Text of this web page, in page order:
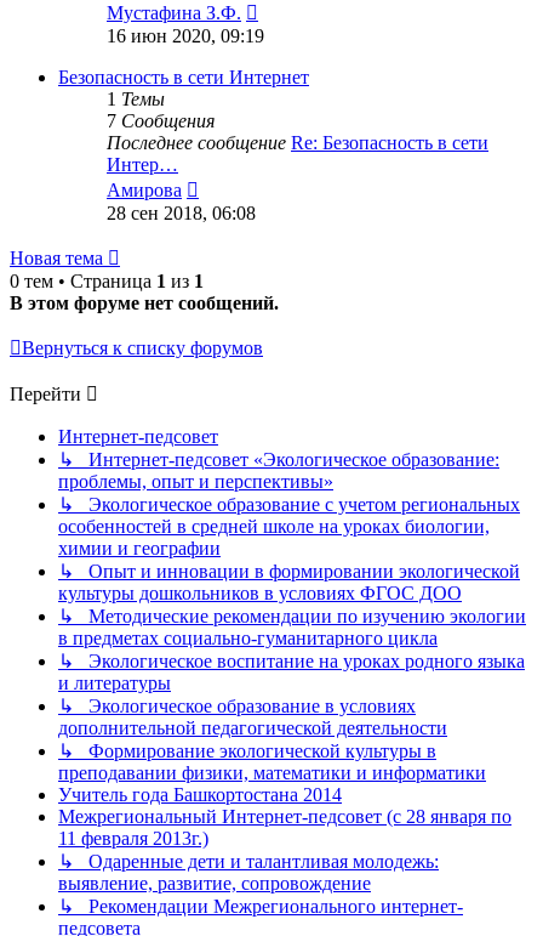
Мустафина З.Ф.
к
сообщению
16 июн 2020, 09:19
Безопасность в сети Интернет
1 Темы
7 Сообщения
Последнее сообщение Re: Безопасность в сети
Интер…
Амирова
к
последнему
28 сен 2018, 06:08
Новая тема
0 тем • Страница 1 из 1
В этом форуме нет сообщений.
Вернуться к списку форумов
Перейти
Интернет-педсовет
↳ Интернет-педсовет «Экологическое образование:
проблемы, опыт и перспективы»
↳ Экологическое образование с учетом региональных
особенностей в средней школе на уроках биологии,
химии и географии
↳ Опыт и инновации в формировании экологической
культуры дошкольников в условиях ФГОС ДОО
↳ Методические рекомендации по изучению экологии
в предметах социально-гуманитарного цикла
↳ Экологическое воспитание на уроках родного языка
и литературы
↳ Экологическое образование в условиях
дополнительной педагогической деятельности
↳ Формирование экологической культуры в
преподавании физики, математики и информатики
Учитель года Башкортостана 2014
Межрегиональный Интернет-педсовет (с 28 января по
11 февраля 2013г.)
↳ Одаренные дети и талантливая молодежь:
выявление, развитие, сопровождение
↳ Рекомендации Межрегионального интернет-
педсовета